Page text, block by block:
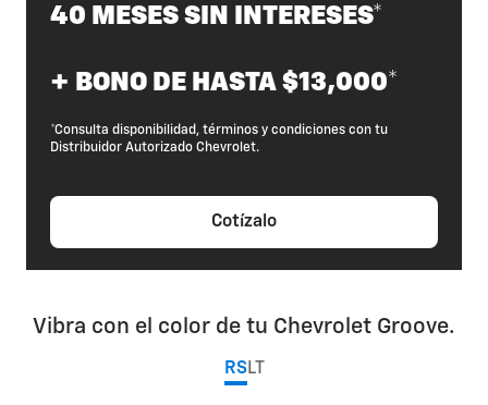
40 MESES SIN INTERESES*
+ BONO DE HASTA $13,000*
*Consulta disponibilidad, términos y condiciones con tu
Distribuidor Autorizado Chevrolet.
Cotízalo
Vibra con el color de tu Chevrolet Groove.
RSLT